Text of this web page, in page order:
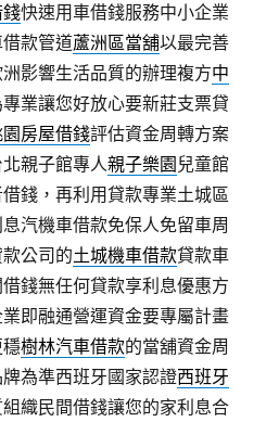
錢快速用車借錢服務中小企業
款管道蘆洲區當舖以最完善
影響生活品質的辦理複方中
業讓您好放心要新莊支票貸
園房屋借錢評估資金周轉方案
親子館專人親子樂園 兒童館
錢，再利用貸款專業土城區
汽機車借款免保人免留車周
公司的土城機車借款貸款車
錢無任何貸款享利息優惠方
即融通營運資金要專屬計畫
穩樹林汽車借款的當舖資金周
為準西班牙國家認證西班牙
織民間借錢讓您的家利息合